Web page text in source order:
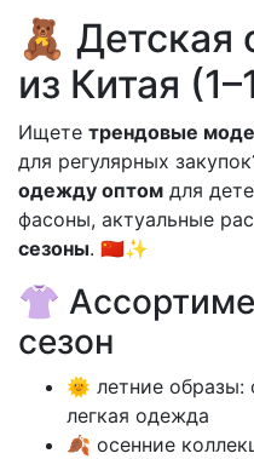
🧸 Детская
из Китая
Ищете трендовые
для регулярных
одежду оптом для
фасоны, актуальные
сезоны. 🇨🇳✨
👚
сезон
🌞 летние образы:
легкая одежда
🍂 осенние